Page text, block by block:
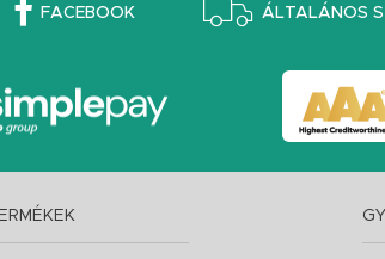
FACEBOOK ÁLTALÁNOS